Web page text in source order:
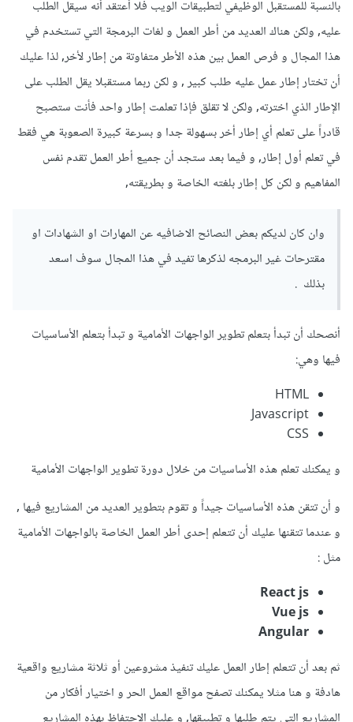
الطلب عليه فالمستقبل القريب او البعيد
شكرا
بالنسبة للمستقبل الوظيفي لتطبيقات الويب فلا أعتقد أنه سيقل الطلب
عليه, ولكن هناك العديد من أطر العمل و لغات البرمجة التي تستخدم في
هذا المجال و فرص العمل بين هذه الأطر متفاوتة من إطار لأخر, لذا عليك
أن تختار إطار عمل عليه طلب كبير , و لكن ربما مستقبلا يقل الطلب على
الإطار الذي اخترته, ولكن لا تقلق فإذا تعلمت إطار واحد فأنت ستصبح
قادراً على تعلم أي إطار أخر بسهولة جدا و بسرعة كبيرة الصعوبة هي فقط
في تعلم أول إطار, و فيما بعد ستجد أن جميع أطر العمل تقدم نفس
المفاهيم و لكن كل إطار بلغته الخاصة و بطريقته,
وان كان لديكم بعض النصائح الاضافيه عن المهارات او الشهادات او
مقترحات غير البرمجه لذكرها تفيد في هذا المجال سوف اسعد
بذلك .
أنصحك أن تبدأ بتعلم تطوير الواجهات الأمامية و تبدأ بتعلم الأساسيات
فيها وهي:
HTML
Javascript
CSS
و يمكنك تعلم هذه الأساسيات من خلال دورة تطوير الواجهات الأمامية
و أن تتقن هذه الأساسيات جيداً و تقوم بتطوير العديد من المشاريع فيها ,
و عندما تتقنها عليك أن تتعلم إحدى أطر العمل الخاصة بالواجهات الأمامية
مثل
React js
Vue js
Angular
ثم بعد أن تتعلم إطار العمل عليك تنفيذ مشروعين أو ثلاثة مشاريع واقعية
هادفة و هنا مثلا يمكنك تصفح مواقع العمل الحر و اختيار أفكار من